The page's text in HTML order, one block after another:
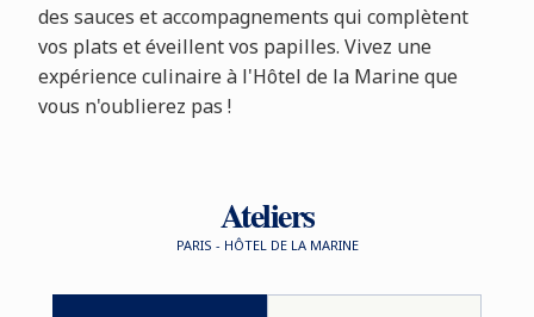
des sauces et accompagnements qui complètent
vos plats et éveillent vos papilles. Vivez une
expérience culinaire à l'Hôtel de la Marine que
vous n'oublierez pas !
Ateliers
PARIS - HÔTEL DE LA MARINE